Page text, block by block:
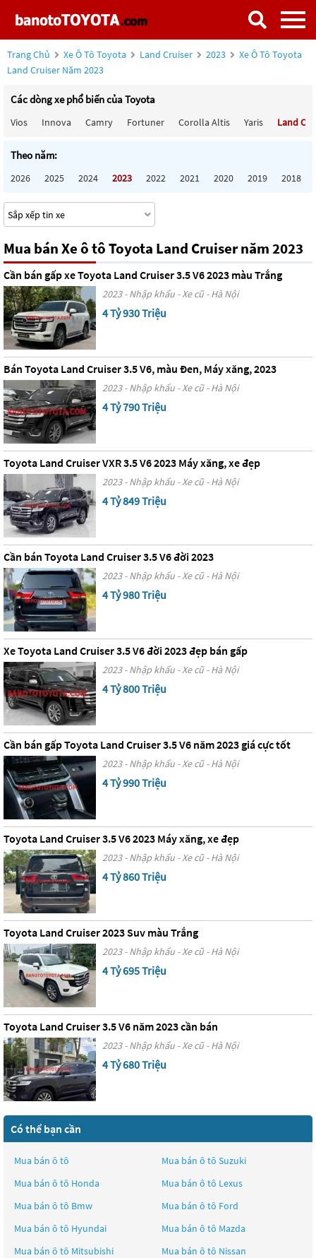
Trang Chủ Xe Ô Tô Toyota Land Cruiser 2023
Xe Ô Tô Toyota
Land Cruiser Năm 2023
Các dòng xe phổ biến của Toyota
Vios Innova Camry Fortuner Corolla Altis Yaris Land
Theo năm:
2026 2025 2024 2023 2022 2021 2020 2019 2018
Mua bán Xe ô tô Toyota Land Cruiser năm 2023
Cần bán gấp xe Toyota Land Cruiser 3.5 V6 2023 màu Trắng
2023 - Nhập khẩu - Xe cũ - Hà Nội
4 Tỷ 930 Triệu
Bán Toyota Land Cruiser 3.5 V6, màu Đen, Máy xăng, 2023
2023 - Nhập khẩu - Xe cũ - Hà Nội
4 Tỷ 790 Triệu
Toyota Land Cruiser VXR 3.5 V6 2023 Máy xăng, xe đẹp
2023 - Nhập khẩu - Xe cũ - Hà Nội
4 Tỷ 849 Triệu
Cần bán Toyota Land Cruiser 3.5 V6 đời 2023
2023 - Nhập khẩu - Xe cũ - Hà Nội
4 Tỷ 980 Triệu
Xe Toyota Land Cruiser 3.5 V6 đời 2023 đẹp bán gấp
2023 - Nhập khẩu - Xe cũ - Hà Nội
4 Tỷ 800 Triệu
Cần bán gấp Toyota Land Cruiser 3.5 V6 năm 2023 giá cực tốt
2023 - Nhập khẩu - Xe cũ - Hà Nội
4 Tỷ 990 Triệu
Toyota Land Cruiser 3.5 V6 2023 Máy xăng, xe đẹp
2023 - Nhập khẩu - Xe cũ - Hà Nội
4 Tỷ 860 Triệu
Toyota Land Cruiser 2023 Suv màu Trắng
2023 - Nhập khẩu - Xe cũ - Hà Nội
4 Tỷ 695 Triệu
Toyota Land Cruiser 3.5 V6 năm 2023 cần bán
2023 - Nhập khẩu - Xe cũ - Hà Nội
4 Tỷ 680 Triệu
Có thể bạn cần
Mua bán ô tô Mua bán ô tô Suzuki
Mua bán ô tô Honda Mua bán ô tô Lexus
Mua bán ô tô Bmw Mua bán ô tô Ford
Mua bán ô tô Hyundai Mua bán ô tô Mazda
Mua bán ô tô Mitsubishi Mua bán ô tô Nissan